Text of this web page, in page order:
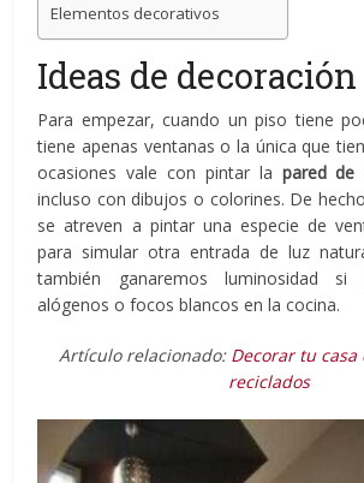
Elementos decorativos
Ideas de decoración
Para empezar, cuando un piso tiene
tiene apenas ventanas o la única que
ocasiones vale con pintar la pared
incluso con dibujos o colorines. De
se atreven a pintar una especie de
para simular otra entrada de luz
también ganaremos luminosidad si
alógenos o focos blancos en la cocina.
Artículo relacionado: Decorar tu
reciclados